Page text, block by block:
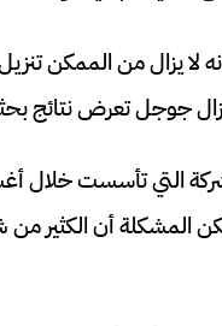
يزال من الممكن
تزال جوجل تعرض نتائج
المشكلة أن الكثير